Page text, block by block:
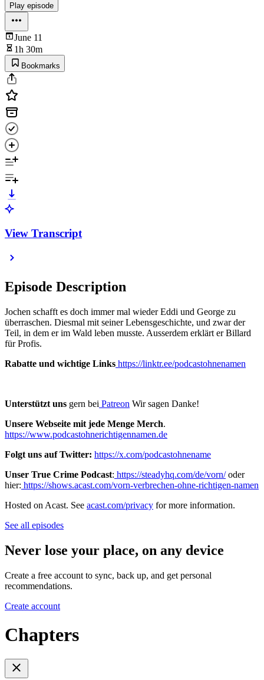
Play episode
June 11
1h 30m
Bookmarks
View Transcript
Episode Description
Jochen schafft es doch immer mal wieder Eddi und George zu
überraschen. Diesmal mit seiner Lebensgeschichte, und zwar der
Teil, in dem er im Wald leben musste. Ausserdem erklärt er Billard
für Profis.
Rabatte und wichtige Links https://linktr.ee/podcastohnenamen
Unterstützt uns gern bei Patreon Wir sagen Danke!
Unsere Webseite mit jede Menge Merch.
https://www.podcastohnerichtigennamen.de
Folgt uns auf Twitter: https://x.com/podcastohnename
Unser True Crime Podcast: https://steadyhq.com/de/vorn/oder
hier: https://shows.acast.com/vorn-verbrechen-ohne-richtigen-namen
Hosted on Acast. See acast.com/privacy for more information.
See all episodes
Never lose your place, on any device
Create a free account to sync, back up, and get personal
recommendations.
Create account
Chapters